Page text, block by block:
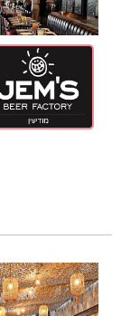
ישפרו סנטר,
סיה